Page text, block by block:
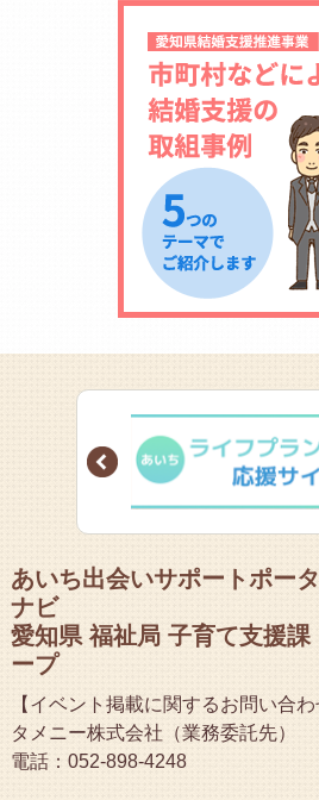
Prev
あいち出会いサポートポー
ナビ
愛知県 福祉局 子育て支援
ープ
【イベント掲載に関するお問い合わ
タメニー株式会社（業務委託先）
電話：052-898-4248